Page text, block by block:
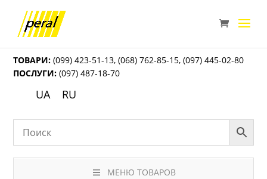
ТОВАРИ: (099) 423-51-13,(068) 762-85-15,(097) 445-02-80
ПОСЛУГИ: (097) 487-18-70
UA RU
МЕНЮ ТОВАРОВ